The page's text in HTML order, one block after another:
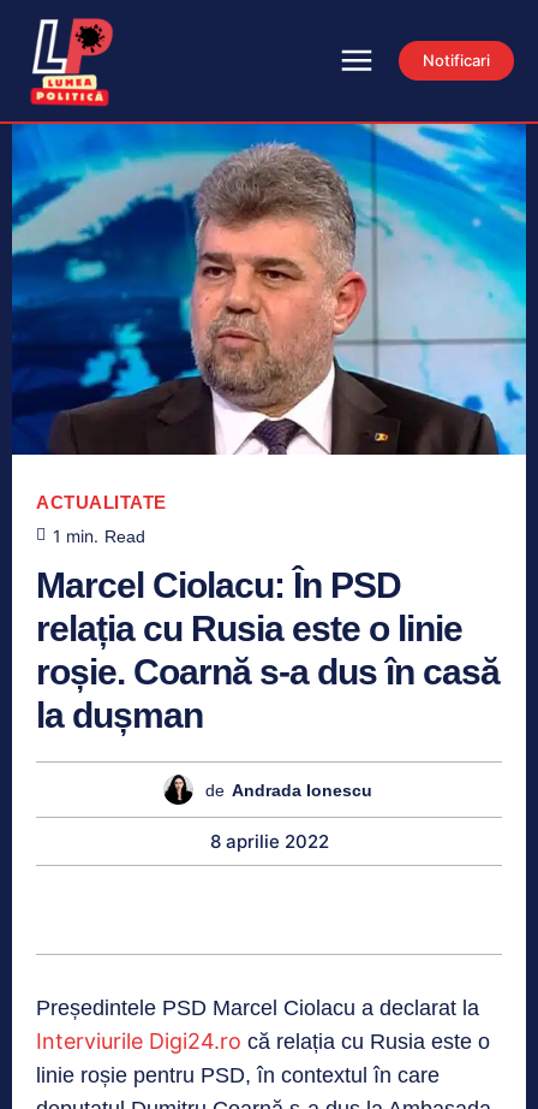
Notificari
ACTUALITATE
1 min. Read
Marcel Ciolacu: În PSD
relația cu Rusia este o linie
roșie. Coarnă s-a dus în casă
la dușman
de Andrada Ionescu
8 aprilie 2022
Președintele PSD Marcel Ciolacu a declarat la
Interviurile Digi24.ro că relația cu Rusia este o
linie roșie pentru PSD, în contextul în care